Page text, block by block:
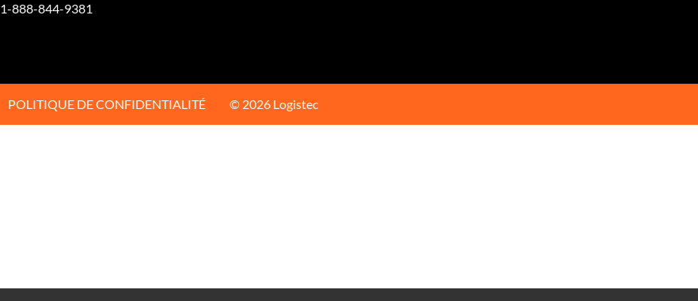
1-888-844-9381
POLITIQUE DE CONFIDENTIALITÉ © 2026 Logistec